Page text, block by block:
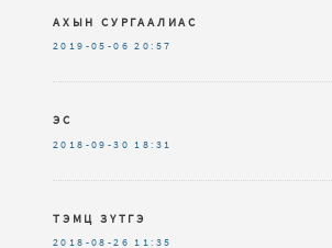
АХЫН СУРГААЛИАС
2019-05-06 20:57
ЭС
2018-09-30 18:31
ТЭМЦ ЗҮТГЭ
2018-08-26 11:35